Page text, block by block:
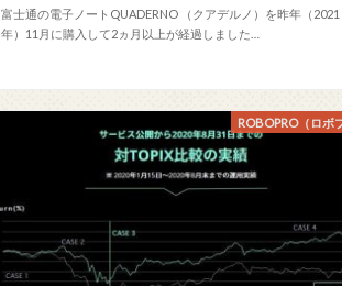
富士通の電子ノートQUADERNO （クアデルノ）を昨年（2021
年）11月に購入して2ヵ月以上が経過しました…
ROBOPRO（ロボ